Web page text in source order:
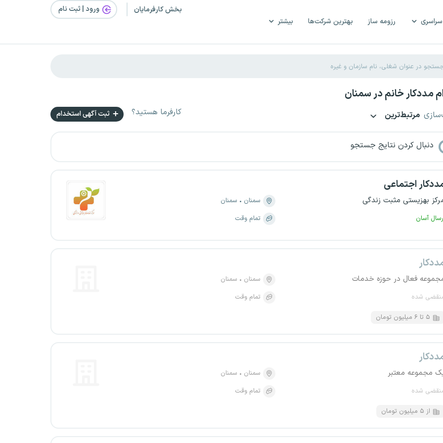
رزومه ساز بهترین شرکت‌ها بیشتر
بخش کارفرمایان ورود | ثبت‌ نام
مددکار خانم در سمنان
مرتبط‌ترین کارفرما هستید؟ ثبت آگهی استخدام
دنبال کردن نتایج جستجو
اجتماعی
بهزیستی مثبت زندگی
آسان
سمنان
سمنان
تمام وقت
فعال در حوزه خدمات
شده
سمنان
سمنان
تمام وقت
۵ تا ۶ میلیون تومان
مجموعه معتبر
شده
سمنان
سمنان
تمام وقت
از ۵ میلیون تومان